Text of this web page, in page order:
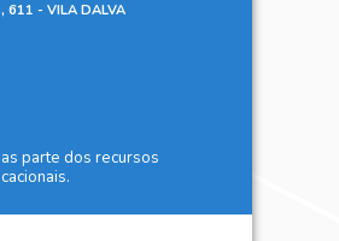
611 - VILA DALVA
parte dos recursos